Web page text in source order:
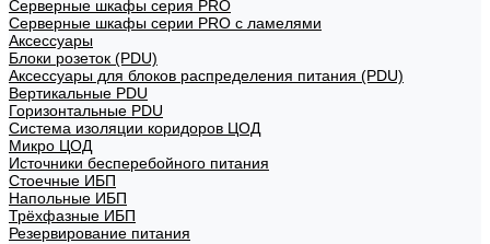
Серверные шкафы серия PRO
Серверные шкафы серии PRO с ламелями
Аксессуары
Блоки розеток (PDU)
Аксессуары для блоков распределения питания (PDU)
Вертикальные PDU
Горизонтальные PDU
Система изоляции коридоров ЦОД
Микро ЦОД
Источники бесперебойного питания
Стоечные ИБП
Напольные ИБП
Трёхфазные ИБП
Резервирование питания